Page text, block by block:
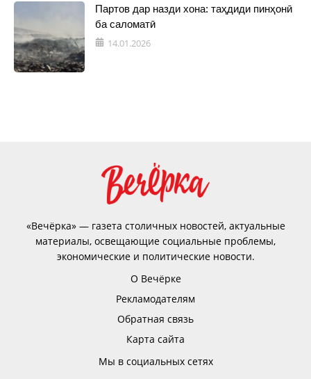
Партов дар назди хона: таҳдиди пинҳонӣ
ба саломатӣ
14.01.2026
«Вечёрка» — газета столичных новостей, актуальные
материалы, освещающие социальные проблемы,
экономические и политические новости.
О Вечёрке
Рекламодателям
Обратная связь
Карта сайта
Мы в социальных сетях